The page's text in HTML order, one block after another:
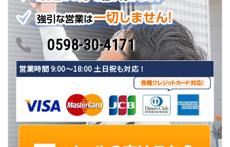
0598-30-4171
営業時間 9:00〜18:00 土日祝も対応！